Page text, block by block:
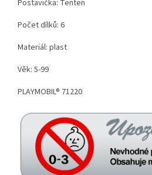
Postavička: Tenten
Počet dílků: 6
Materiál: plast
Věk: 5-99
PLAYMOBIL® 71220